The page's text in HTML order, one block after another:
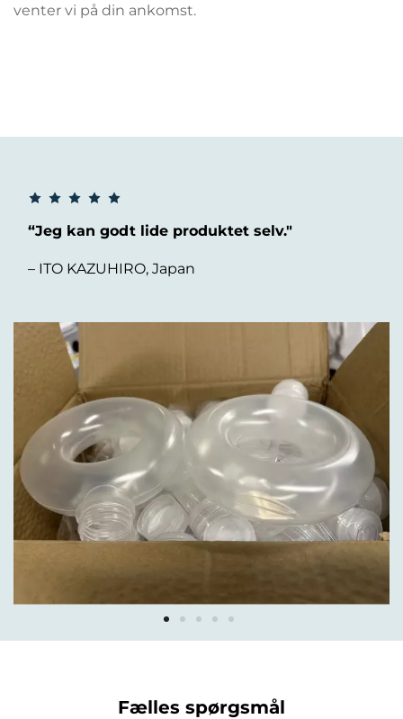
venter vi på din ankomst.
“Jeg kan godt lide produktet selv."
– ITO KAZUHIRO, Japan
Fælles spørgsmål